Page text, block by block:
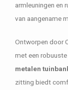
armleuningen en
van aangename
Ontworpen door
met een
metalen
zitting biedt